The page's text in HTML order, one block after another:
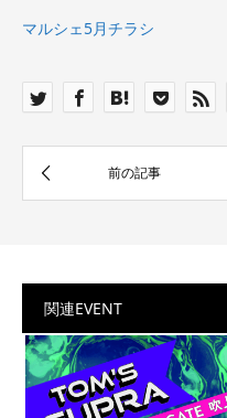
マルシェ5月チラシ
関連EVENT